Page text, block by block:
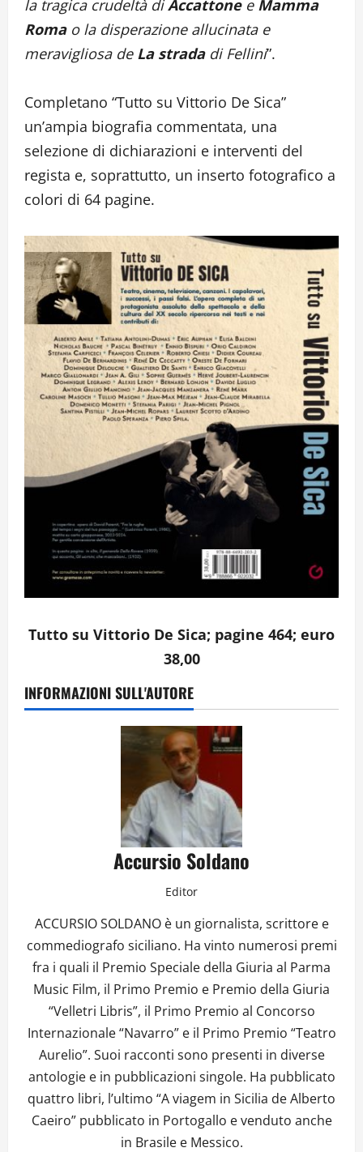
la tragica crudeltà diAccattonee Mamma
Romao la disperazione allucinata e
meravigliosa de La stradadi Fellini”.
Completano “Tutto su Vittorio De Sica”
un’ampia biografia commentata, una
selezione di dichiarazioni e interventi del
regista e, soprattutto, un inserto fotografico a
colori di 64 pagine.
Tutto su Vittorio De Sica; pagine 464; euro
38,00
INFORMAZIONI SULL'AUTORE
Accursio Soldano
Editor
ACCURSIO SOLDANO è un giornalista, scrittore e
commediografo siciliano. Ha vinto numerosi premi
fra i quali il Premio Speciale della Giuria al Parma
Music Film, il Primo Premio e Premio della Giuria
“Velletri Libris”, il Primo Premio al Concorso
Internazionale “Navarro” e il Primo Premio “Teatro
Aurelio”. Suoi racconti sono presenti in diverse
antologie e in pubblicazioni singole. Ha pubblicato
quattro libri, l’ultimo “A viagem in Sicilia de Alberto
Caeiro” pubblicato in Portogallo e venduto anche
in Brasile e Messico.